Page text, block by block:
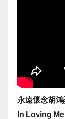
永遠懷念胡
In Loving